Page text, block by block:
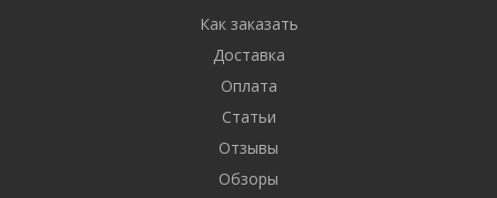
Как заказать
Доставка
Оплата
Статьи
Отзывы
Обзоры